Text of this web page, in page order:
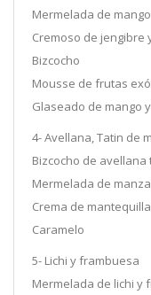
Mermelada de mango
Cremoso de jengibre
Bizcocho
Mousse de frutas
Glaseado de mango
4- Avellana, Tatin de
Bizcocho de avellana
Mermelada de
Crema de
Caramelo
5- Lichi y frambuesa
Mermelada de lichi y